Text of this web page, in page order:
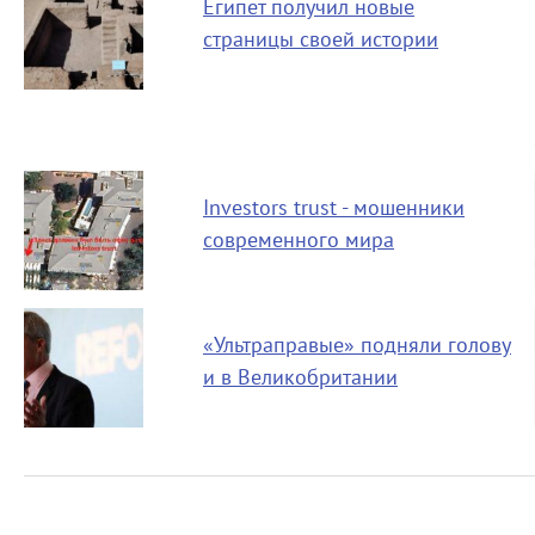
Египет получил новые
страницы своей истории
Investors trust - мошенники
современного мира
«Ультраправые» подняли голову
и в Великобритании